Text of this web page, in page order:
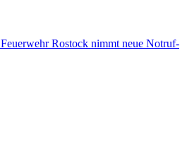
Feuerwehr Rostock nimmt neue Notruf-